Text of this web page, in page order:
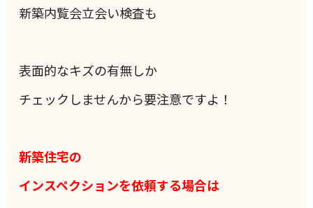
新築内覧会立会い検査も
表面的なキズの有無しか
チェックしませんから要注意ですよ！
新築住宅の
インスペクションを依頼する場合は